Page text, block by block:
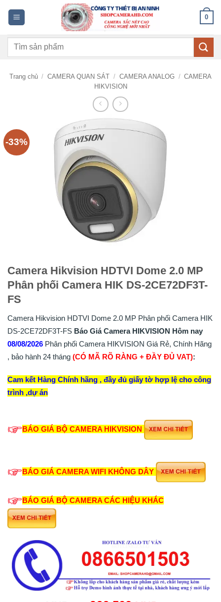
dung
0
Tìm
Trang chủ / CAMERA QUAN SÁT / CAMERA ANALOG / CAMERA
HIKVISION
-33%
Camera Hikvision HDTVI Dome 2.0 MP
Phân phối Camera HIK DS-2CE72DF3T-
FS
Camera Hikvision HDTVI Dome 2.0 MP Phân phối Camera HIK
DS-2CE72DF3T-FS Báo Giá Camera HIKVISION Hôm nay
08/08/2026 Phân phối Camera HIKVISION Giá Rẻ, Chính Hãng
, bảo hành 24 tháng (CÓ MÃ RÕ RÀNG + ĐẦY ĐỦ VAT):
Cam kết Hàng Chính hãng , đầy đủ giấy tờ hợp lệ cho công
trình ,dự án
BÁO GIÁ BỘ CAMERA HIKVISION
BÁO GIÁ CAMERA WIFI KHÔNG DÂY
BÁO GIÁ BỘ CAMERA CÁC HIỆU KHÁC